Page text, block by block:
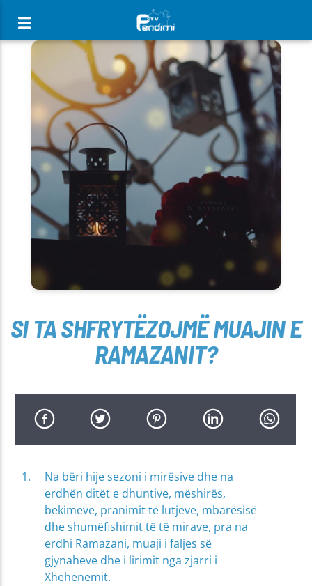
[There are no radio stations in the database]
SI TA SHFRYTËZOJMË MUAJIN E
RAMAZANIT?
Na bëri hije sezoni i mirësive dhe na
erdhën ditët e dhuntive, mëshirës,
bekimeve, pranimit të lutjeve, mbarësisë
dhe shumëfishimit të të mirave, pra na
erdhi Ramazani, muaji i faljes së
gjynaheve dhe i lirimit nga zjarri i
Xhehenemit.